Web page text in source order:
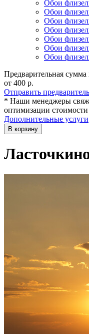
Обои
Обои
Обои
Обои
Обои
Обои
Обои
Предварительная сумма
от 400 р.
Отправить
* Наши менеджеры
оптимизации стоимости
Дополнительные услуги
В корзину